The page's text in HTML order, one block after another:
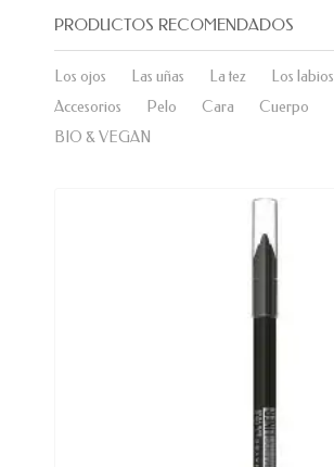
PRODUCTOS RECOMENDADOS
Los ojos Las uñas La tez Los labios
Accesorios
Pelo Cara Cuerpo
BIO & VEGAN